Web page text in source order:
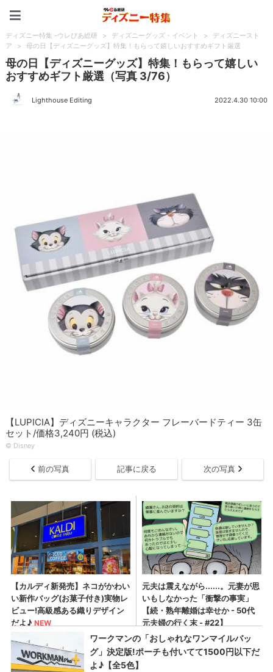
ディズニー特集 -ウレぴあ総研 > ディズニーグッズ・イベント >
ディズニースト
ア
> 母の日【ディズニーグッズ】特集！もらって嬉しいおすすめギフト厳選
母の日【ディズニーグッズ】特集！もらって嬉しい
おすすめギフト厳選（写真 3/76）
Lighthouse Editing 2022.4.30 10:00
【LUPICIA】ディズニーキャラクター フレーバードティー 3缶
セット/価格3,240円 (税込)
© Disney
前の写真 記事に戻る 次の写真